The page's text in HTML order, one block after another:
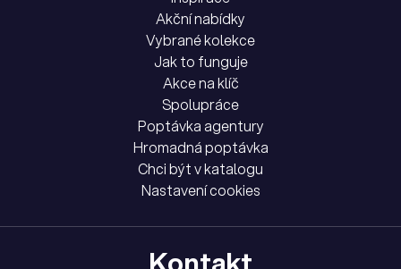
Akční nabídky
Vybrané kolekce
Jak to funguje
Akce na klíč
Spolupráce
Poptávka agentury
Hromadná poptávka
Chci být v katalogu
Nastavení cookies